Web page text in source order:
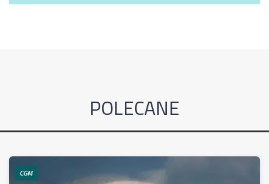
POLECANE
CGM